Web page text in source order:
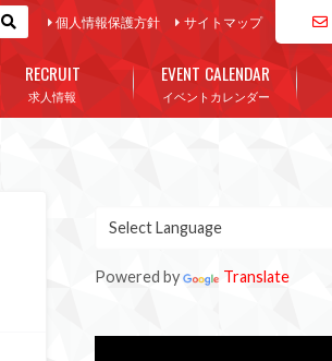
個人情報保護方針 サイトマップ
求人情報
RECRUIT
イベントカレンダー
EVENT CALENDAR
Powered by Translate